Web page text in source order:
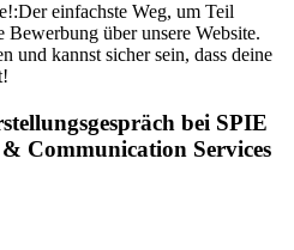
Der einfachste Weg, um Teil
Bewerbung über unsere Website.
und kannst sicher sein, dass deine
bei SPIE
Communication Services